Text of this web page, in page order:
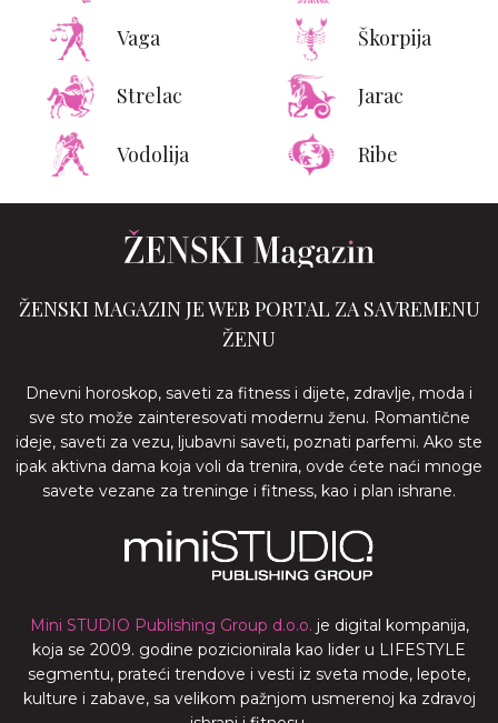
Vaga Škorpija
Strelac Jarac
Vodolija Ribe
ŽENSKI MAGAZIN JE WEB PORTAL ZA SAVREMENU
ŽENU
Dnevni horoskop, saveti za fitness i dijete, zdravlje, moda i
sve sto može zainteresovati modernu ženu. Romantične
ideje, saveti za vezu, ljubavni saveti, poznati parfemi. Ako ste
ipak aktivna dama koja voli da trenira, ovde ćete naći mnoge
savete vezane za treninge i fitness, kao i plan ishrane.
Mini STUDIO Publishing Group d.o.o. je digital kompanija,
koja se 2009. godine pozicionirala kao lider u LIFESTYLE
segmentu, prateći trendove i vesti iz sveta mode, lepote,
kulture i zabave, sa velikom pažnjom usmerenoj ka zdravoj